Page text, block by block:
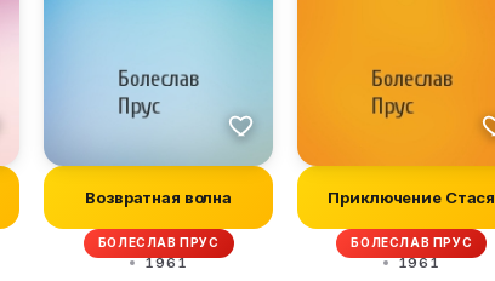
Возвратная волна
БОЛЕСЛАВ ПРУС
1961
Приключение Стася
БОЛЕСЛАВ ПРУС
1961